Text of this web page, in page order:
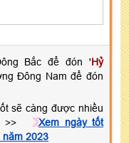
Bắc để đón 'Hỷ
Đông Nam để đón
sẽ càng được nhiều
>>
Xem ngày tốt
năm 2023